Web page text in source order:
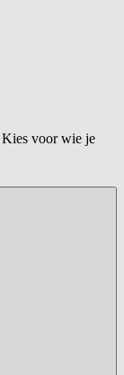
Kies voor wie je